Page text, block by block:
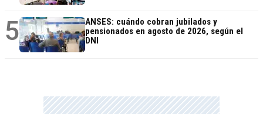
5
ANSES: cuándo cobran jubilados y
pensionados en agosto de 2026, según el
DNI